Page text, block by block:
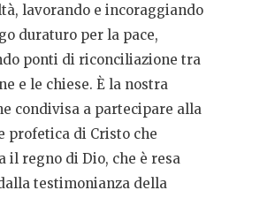
lavorando e incoraggiando
duraturo per la pace,
ponti di riconciliazione tra
e le chiese. È la nostra
condivisa a partecipare alla
profetica di Cristo che
il regno di Dio, che è resa
testimonianza della